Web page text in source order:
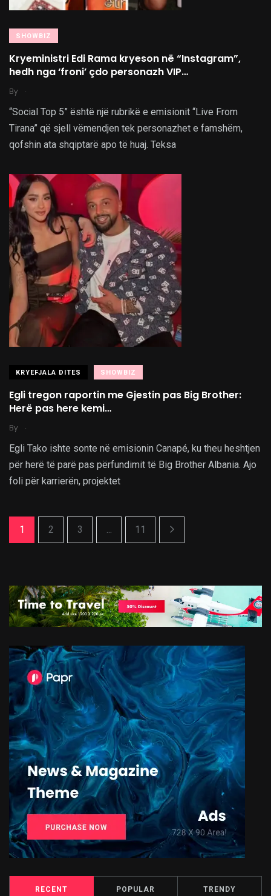
SHOWBIZ
Kryeministri Edi Rama kryeson në “Instagram”,
hedh nga ‘froni’ çdo personazh VIP…
By .
“Social Top 5” është një rubrikë e emisionit “Live From
Tirana” që sjell vëmendjen tek personazhet e famshëm,
qofshin ata shqiptarë apo të huaj. Teksa
KRYEFJALA DITES SHOWBIZ
Egli tregon raportin me Gjestin pas Big Brother:
Herë pas here kemi…
By .
Egli Tako ishte sonte në emisionin Canapé, ku theu heshtjen
për herë të parë pas përfundimit të Big Brother Albania. Ajo
foli për karrierën, projektet
1 2 3 ... 11
RECENT POPULAR TRENDY